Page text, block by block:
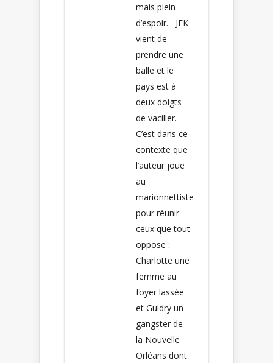
mais plein
d’espoir. ⁣ ⁣ JFK
vient de
prendre une
balle et le
pays est à
deux doigts
de vaciller.
C’est dans ce
contexte que
l’auteur joue
au
marionnettiste
pour réunir
ceux que tout
oppose :
Charlotte une
femme au
foyer lassée
et Guidry un
gangster de
la Nouvelle
Orléans dont